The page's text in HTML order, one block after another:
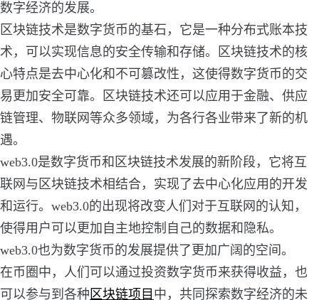
数字经济的发展。
区块链技术是数字货币的基石，它是一种分布式账本技
术，可以实现信息的安全传输和存储。区块链技术的核
心特点是去中心化和不可篡改性，这使得数字货币的交
易更加安全可靠。区块链技术还可以应用于金融、供应
链管理、物联网等众多领域，为各行各业带来了新的机
遇。
web3.0是数字货币和区块链技术发展的新阶段，它将互
联网与区块链技术相结合，实现了去中心化应用的开发
和运行。web3.0的出现将改变人们对于互联网的认知，
使得用户可以更加自主地控制自己的数据和隐私。
web3.0也为数字货币的发展提供了更加广阔的空间。
在币圈中，人们可以通过投资数字货币来获得收益，也
可以参与到各种 区块链项目 中，共同探索数字经济的未